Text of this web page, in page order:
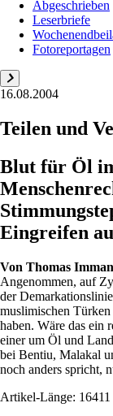
Abgeschrieben
Leserbriefe
Fotoreportagen
16.08.2004
Teilen und
Blut für Öl
Eingreifen
Von Thomas
Angenommen, auf
der
muslimischen
haben. Wäre das ein
einer um Öl und
bei Bentiu, Malakal
noch anders spricht,
Artikel-Länge: 16411